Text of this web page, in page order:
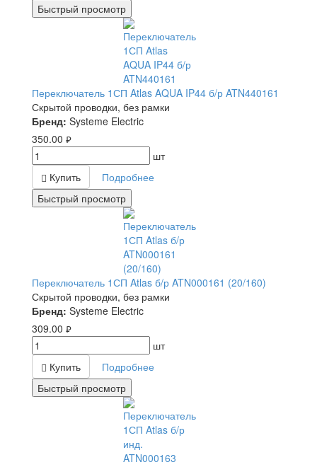
Быстрый просмотр
Переключатель 1СП Atlas AQUA IP44 б/р ATN440161
Скрытой проводки, без рамки
Бренд: Systeme Electric
350.00 руб.
шт
Купить
Подробнее
Быстрый просмотр
Переключатель 1СП Atlas б/р ATN000161 (20/160)
Скрытой проводки, без рамки
Бренд: Systeme Electric
309.00 руб.
шт
Купить
Подробнее
Быстрый просмотр